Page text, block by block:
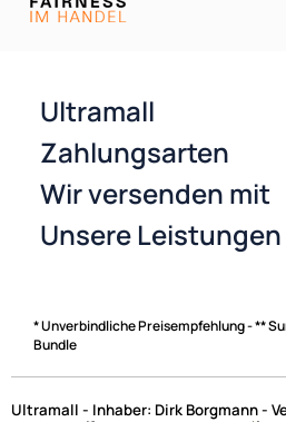
passende Produkte
Bewertungen
History
Zahlungsarten
* Unverbindliche Preisempfehlung - **
Bundle
Ultramall - Inhaber: Dirk Borgmann -